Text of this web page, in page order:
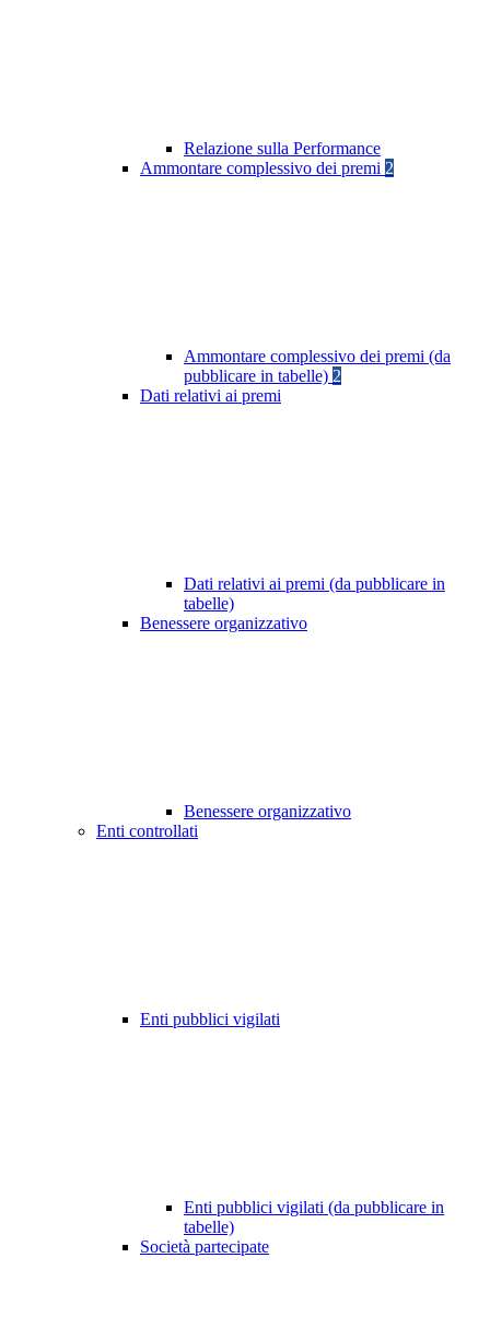
Relazione sulla Performance
Ammontare complessivo dei premi 2
Ammontare complessivo dei premi (da
pubblicare in tabelle) 2
Dati relativi ai premi
Dati relativi ai premi (da pubblicare in
tabelle)
Benessere organizzativo
Benessere organizzativo
Enti controllati
Enti pubblici vigilati
Enti pubblici vigilati (da pubblicare in
tabelle)
Società partecipate